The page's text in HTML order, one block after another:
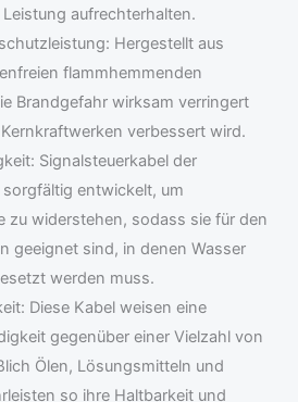
aufrechterhalten.
Hergestellt aus
flammhemmenden
Brandgefahr wirksam verringert
verbessert wird.
Signalsteuerkabel der
entwickelt, um
zu widerstehen, sodass sie für den
geeignet sind, in denen Wasser
werden muss.
Diese Kabel weisen eine
gegenüber einer Vielzahl von
Ölen, Lösungsmitteln und
so ihre Haltbarkeit und